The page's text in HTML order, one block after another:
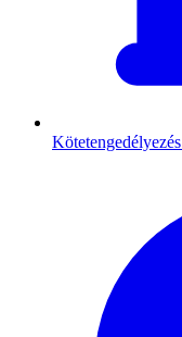
Kötetengedélyezés